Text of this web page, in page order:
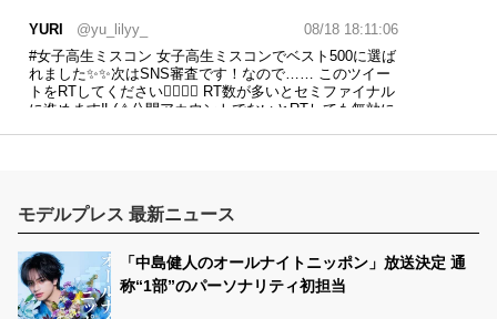
YURI @yu_lilyy_
08/18 18:11:06
#女子高生ミスコン 女子高生ミスコンでベスト500に選ば
れました✨✨次はSNS審査です！なので…… このツイー
トをRTしてください❤️‍🔥❤️‍🔥 RT数が多いとセミファイナル
に進めます‼️ (⚠️公開アカウントでないとRTしても無効に
モデルプレス 最新ニュース
「中島健人のオールナイトニッポン」放送決定 通
称“1部”のパーソナリティ初担当